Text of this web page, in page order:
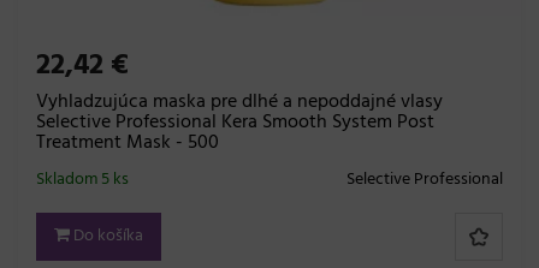
22,42 €
Vyhladzujúca maska ​​pre dlhé a nepoddajné vlasy
Selective Professional Kera Smooth System Post
Treatment Mask - 500
Selective Professional
Skladom 5 ks
Do košíka